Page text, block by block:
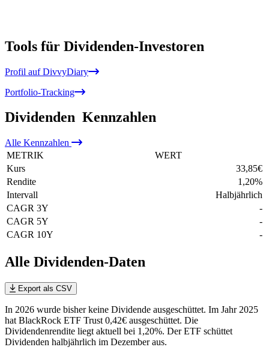
Tools für Dividenden-Investoren
Profil auf DivvyDiary
Portfolio-Tracking
Dividenden Kennzahlen
Alle Kennzahlen
METRIK
WERT
Kurs
33,85€
Rendite
1,20%
Intervall
Halbjährlich
CAGR 3Y
-
CAGR 5Y
-
CAGR 10Y
-
Alle Dividenden-Daten
Export als CSV
In 2026 wurde bisher keine Dividende ausgeschüttet. Im Jahr 2025
hat BlackRock ETF Trust 0,42€ ausgeschüttet. Die
Dividendenrendite liegt aktuell bei 1,20%. Der ETF schüttet
Dividenden halbjährlich im Dezember aus.